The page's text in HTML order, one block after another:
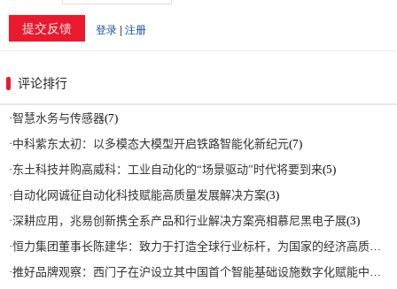
评论排行
·智慧水务与传感器(7)
·中科紫东太初：以多模态大模型开启铁路智能化新纪元(7)
·东土科技并购高威科：工业自动化的“场景驱动”时代将要到来(5)
· 自动化网诚征自动化科技赋能高质量发展解决方案(3)
·深耕应用，兆易创新携全系产品和行业解决方案亮相慕尼黑电子展(3)
·恒力集团董事长陈建华：致力于打造全球行业标杆，为国家的经济高质量发展贡献更大力量|上海电气集团党委书记、董事长吴磊来访
·推好品牌观察：西门子在沪设立其中国首个智能基础设施数字化赋能中心